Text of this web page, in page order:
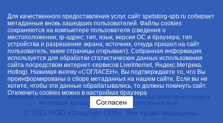
Компания «Спецторг» является одним из крупнейших дистрибуторов посуды и
хозтоваров. Всегда в наличии товары для дома и дачи.
© 2015 ООО «Спецторг-СПб». Все права защищены.
Для качественного предоставления услуг, сайт spetstorg-spb.ru собирает
метаданные вновь зашедших пользователей. Файлы cookies
сохраняются на компьютере пользователя (сведения о
местоположении; ip-адрес; тип, язык, версия ОС и браузера; тип
устройства и разрешение экрана; источник, откуда пришел на сайт
пользователь; какие страницы открывает). Собранная информация
используется для обработки статистических данных использования
сайта посредством интернет-сервисов LiveInternet, Яндекс.Метрика,
Hotlog). Нажимая кнопку «СОГЛАСЕН», Вы подтверждаете то, что Вы
проинформированы о сборе метаданных на нашем сайте. Если вы не
хотите, чтобы эти данные обрабатывались, то должны покинуть сайт.
Отключить cookies можно в настройках браузера
Согласен